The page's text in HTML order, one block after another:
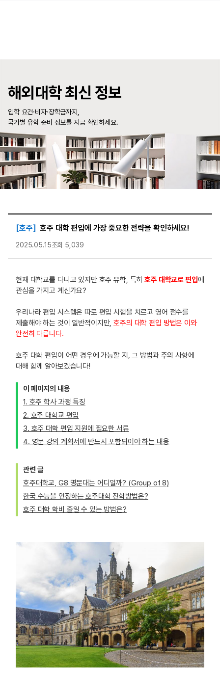
해외대학 최신 정보
입학 요건·비자·장학금까지,
국가별 유학 준비 정보를 지금 확인하세요.
[호주] 호주 대학 편입에 가장 중요한 전략을 확인하세요!
2025.05.15조회 5,039
현재 대학교를 다니고 있지만 호주 유학, 특히호주 대학교로 편입에
관심을 가지고 계신가요?
우리나라 편입 시스템은 따로 편입 시험을 치르고 영어 점수를
제출해야 하는 것이 일반적이지만, 호주의 대학 편입 방법은 이와
완전히 다릅니다.
호주 대학 편입이 어떤 경우에 가능할 지, 그 방법과 주의 사항에
대해 함께 알아보겠습니다!
이 페이지의 내용
1. 호주 학사 과정 특징
2. 호주 대학교 편입
3. 호주 대학 편입 지원에 필요한 서류
4. 영문 강의 계획서에 반드시 포함되어야 하는 내용
관련 글
호주대학교, G8 명문대는 어디일까? (Group of 8)
한국 수능을 인정하는 호주대학 진학방법은?
호주 대학 학비 줄일 수 있는 방법은?